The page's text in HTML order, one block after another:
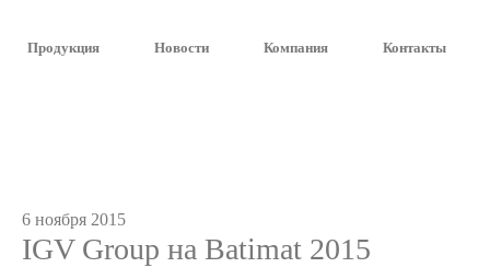
Продукция Новости Компания Контакты
6 ноября 2015
IGV Group на Batimat 2015